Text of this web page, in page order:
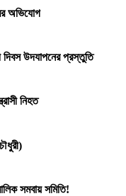
অভিযোগ
দিবস উদযাপনের প্রস্তুতি
নিহত
সমবায় সমিতি!